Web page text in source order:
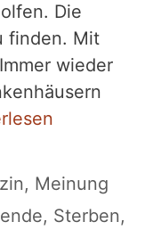
Die
finden. Mit
wieder
, Meinung
, Sterben,